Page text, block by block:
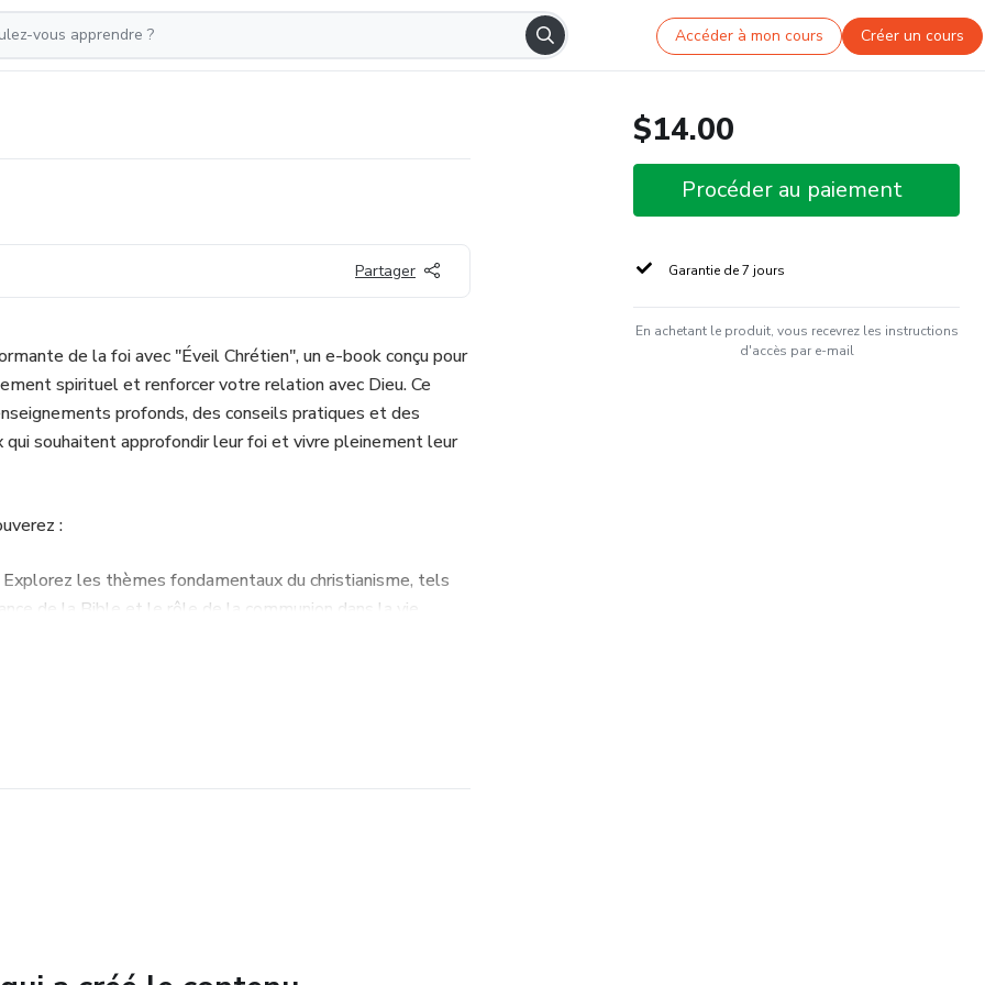
Accéder à mon cours Créer un cours
Partager
de la foi avec "Éveil Chrétien", un e-book conçu pour
spirituel et renforcer votre relation avec Dieu. Ce
profonds, des conseils pratiques et des
qui souhaitent approfondir leur foi et vivre pleinement leur
:
les thèmes fondamentaux du christianisme, tels
de la Bible et le rôle de la communion dans la vie
et vous équiper afin de marcher avec foi et
$14.00
Procéder au paiement
Garantie de 7 jours
En achetant le produit, vous recevrez les instructions
d'accès par e-mail